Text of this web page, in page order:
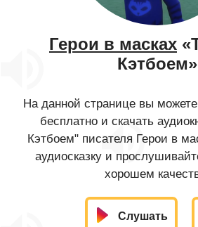
Герои в масках
Кэтбоем»
На данной странице вы
бесплатно и скачать
Кэтбоем" писателя Герои в
аудиосказку и
хорошем
Слушать